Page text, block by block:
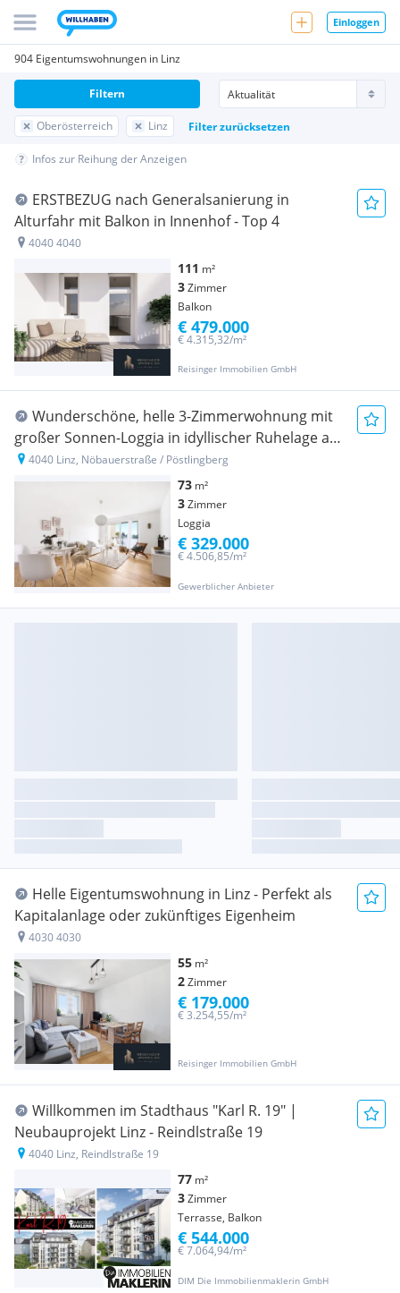
Einloggen
904 Eigentumswohnungen in Linz
Oberösterreich Linz Filter zurücksetzen
Filtern
Infos zur Reihung der Anzeigen
ERSTBEZUG nach Generalsanierung in
Alturfahr mit Balkon in Innenhof - Top 4
4040 4040
111 m²
3Zimmer
Balkon
Reisinger Immobilien GmbH
€ 4.315,32/m²
€ 479.000
Wunderschöne, helle 3-Zimmerwohnung mit
großer Sonnen-Loggia in idyllischer Ruhelage am
Linzer Pöstlingberg
4040 Linz, Nöbauerstraße / Pöstlingberg
73 m²
3Zimmer
Loggia
Gewerblicher Anbieter
€ 4.506,85/m²
€ 329.000
Helle Eigentumswohnung in Linz - Perfekt als
Kapitalanlage oder zukünftiges Eigenheim
4030 4030
55 m²
2Zimmer
Reisinger Immobilien GmbH
€ 3.254,55/m²
€ 179.000
Willkommen im Stadthaus "Karl R. 19" |
Neubauprojekt Linz - Reindlstraße 19
4040 Linz, Reindlstraße 19
77 m²
3Zimmer
Terrasse, Balkon
DIM Die Immobilienmaklerin GmbH
€ 7.064,94/m²
€ 544.000